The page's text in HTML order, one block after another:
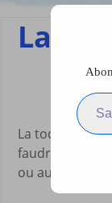
Affiches
Convention
Lettres Types
Projet
calendrier des
Vaccination
Cartes de
nounou
La
La toque du
faudra
ou autres
Saisissez votre adresse